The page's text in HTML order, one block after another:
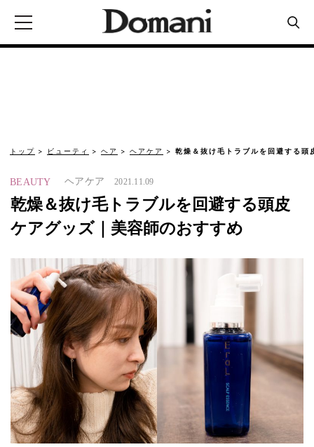
トップ ビューティ ヘア ヘアケア 乾燥＆抜け毛トラブルを回避する
BEAUTY ヘアケア 2021.11.09
乾燥＆抜け毛トラブルを回避する頭皮
ケアグッズ｜美容師のおすすめ